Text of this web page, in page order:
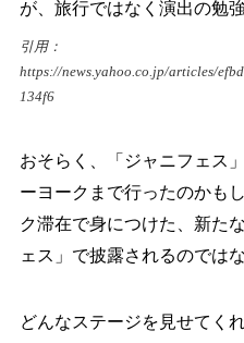
が、旅行ではなく演出の勉
引用：
https://news.yahoo.co.jp/articles/
134f6
おそらく、「ジャニフェス
ーヨークまで行ったのかも
ク滞在で身につけた、新た
ェス」で披露されるのでは
どんなステージを見せてく